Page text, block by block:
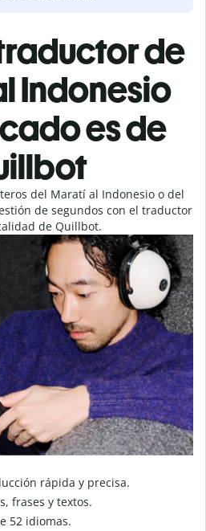
de
Indonesio
es de
del Maratí al Indonesio o del
de segundos con el traductor
de Quillbot.
rápida y precisa.
frases y textos.
52 idiomas.